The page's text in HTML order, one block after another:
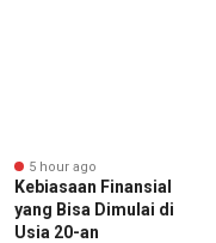
5 hour ago
Kebiasaan Finansial
yang Bisa Dimulai di
Usia 20-an